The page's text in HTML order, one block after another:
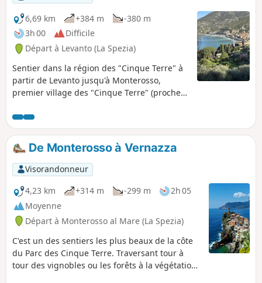
6,69 km
+384 m
-380 m
3h 00
Difficile
Départ à Levanto (La Spezia)
Sentier dans la région des "Cinque Terre" à
partir de Levanto jusqu'à Monterosso,
premier village des "Cinque Terre" (proche
SVA sentier le plus proche de la côte.Levanto
est un des lieux à privilégier pour visiter les
5 villages par le train et faire des
randonnées.Celle-ci permet de se rendre de
Levanto à Monterosso à pied sans prendre le
train au départ. Retour par le train.
De Monterosso à Vernazza
Visorandonneur
4,23 km
+314 m -299 m
2h 05
Moyenne
Départ à Monterosso al Mare (La Spezia)
C'est un des sentiers les plus beaux de la côte
du Parc des Cinque Terre. Traversant tour à
tour des vignobles ou les forêts à la végétation